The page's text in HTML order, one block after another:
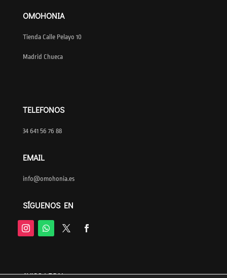
OMOHONIA
Tienda Calle Pelayo 10
Madrid Chueca
TELEFONOS
34 641 56 76 88
EMAIL
info@omohonia.es
SÍGUENOS EN